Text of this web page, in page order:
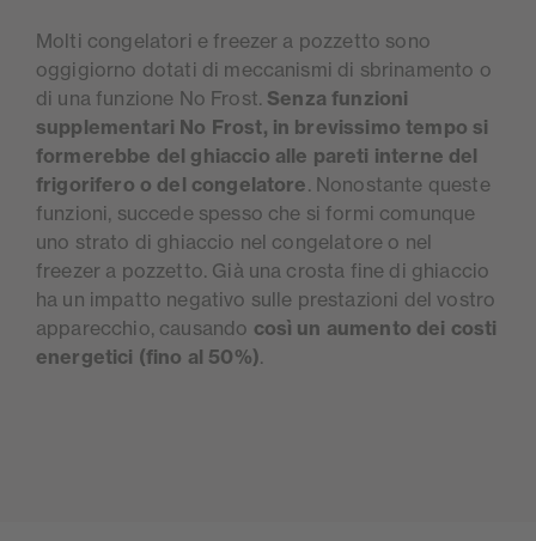
Molti congelatori e freezer a pozzetto sono
oggigiorno dotati di meccanismi di sbrinamento o
di una funzione No Frost. Senza funzioni
supplementari No Frost, in brevissimo tempo si
formerebbe del ghiaccio alle pareti interne del
frigorifero o del congelatore. Nonostante queste
funzioni, succede spesso che si formi comunque
uno strato di ghiaccio nel congelatore o nel
freezer a pozzetto. Già una crosta fine di ghiaccio
ha un impatto negativo sulle prestazioni del vostro
apparecchio, causando così un aumento dei costi
energetici (fino al 50%).